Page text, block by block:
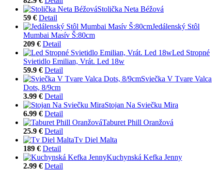
Stolička Neta Béžová
59 € Detail
Jedálenský Stôl
Mumbai Masív Š:80cm
209 € Detail
Led Stropné
Svietidlo Emilian, Vrát. Led 18w
59.9 € Detail
Sviečka V Tvare Valca
Dots, 8/9cm
3.99 € Detail
Stojan Na Sviečku Mira
6.99 € Detail
Taburet Phill Oranžová
25.9 € Detail
Tv Diel Malta
189 € Detail
Kuchynská Kefka Jenny
2.99 € Detail